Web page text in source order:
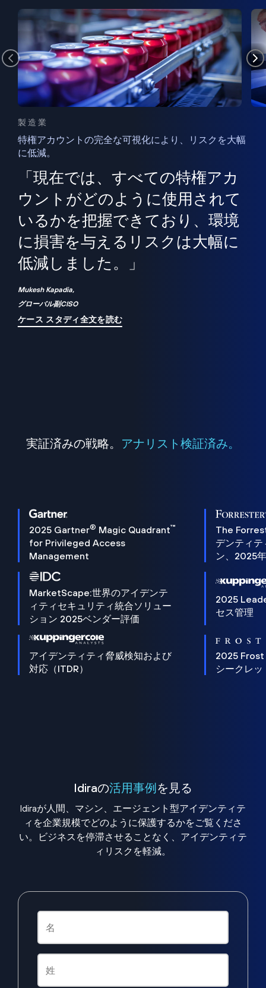
製造業
特権アカウントの完全な可視化により、リスクを大幅
に低減。
「現在では、すべての特権アカ
ウントがどのように使用されて
いるかを把握できており、環境
に損害を与えるリスクは大幅に
低減しました。」
Mukesh Kapadia,
グローバル副CISO
ケース スタディ全文を読む
実証済みの戦略。 アナリスト検証済み。
2025 Gartner® Magic Quadrant™
for Privileged Access
Management
The
デンティ
ン、2025
MarketScape:世界のアイデンテ
ィティセキュリティ統合ソリュー
ション 2025ベンダー評価
2025
セス管理
アイデンティティ脅威検知および
対応（ITDR）
2025 Frost
シークレッ
Idiraの活用事例を見る
Idiraが人間、マシン、エージェント型アイデンティテ
ィを企業規模でどのように保護するかをご覧くださ
い。ビジネスを停滞させることなく、アイデンティテ
ィリスクを軽減。